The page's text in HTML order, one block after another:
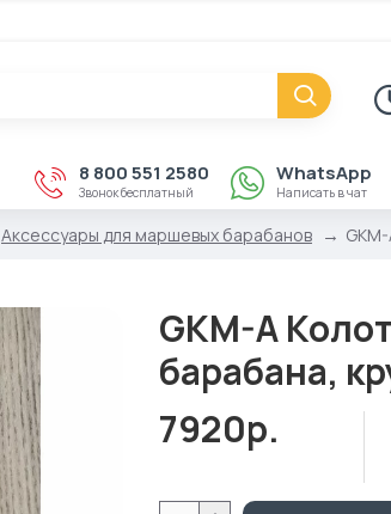
8 800 551 2580
Звонок бесплатный
WhatsApp
Написать в чат
Аксессуары для маршевых барабанов
GKM-A
барабана,
7920р.